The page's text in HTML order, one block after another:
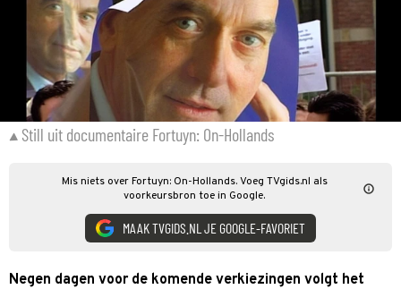
Still uit documentaire Fortuyn: On-Hollands
Mis niets over Fortuyn: On-Hollands. Voeg TVgids.nl als
voorkeursbron toe in Google.
MAAK TVGIDS.NL JE GOOGLE-FAVORIET
Negen dagen voor de komende verkiezingen volgt het